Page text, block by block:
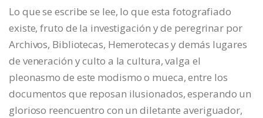
Lo que se escribe se lee, lo que esta fotografiado
existe, fruto de la investigación y de peregrinar por
Archivos, Bibliotecas, Hemerotecas y demás lugares
de veneración y culto a la cultura, valga el
pleonasmo de este modismo o mueca, entre los
documentos que reposan ilusionados, esperando un
glorioso reencuentro con un diletante averiguador,